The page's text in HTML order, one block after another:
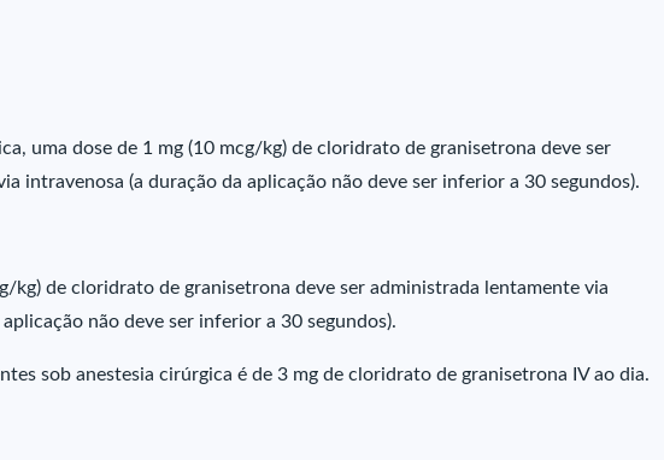
uma dose de 1 mg (10 mcg/kg) de cloridrato de granisetrona deve ser
intravenosa (a duração da aplicação não deve ser inferior a 30 segundos).
kg) de cloridrato de granisetrona deve ser administrada lentamente via
não deve ser inferior a 30 segundos).
sob anestesia cirúrgica é de 3 mg de cloridrato de granisetrona IV ao dia.